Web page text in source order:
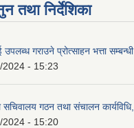
तथा निर्देशिका
गराउने प्रोत्साहन भत्ता
2024 - 15:23
सचिवालय गठन तथा संचालन
2024 - 15:20